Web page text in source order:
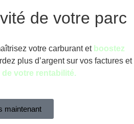
de votre parc
votre carburant et boostez
plus d’argent sur vos factures et
votre rentabilité.
maintenant